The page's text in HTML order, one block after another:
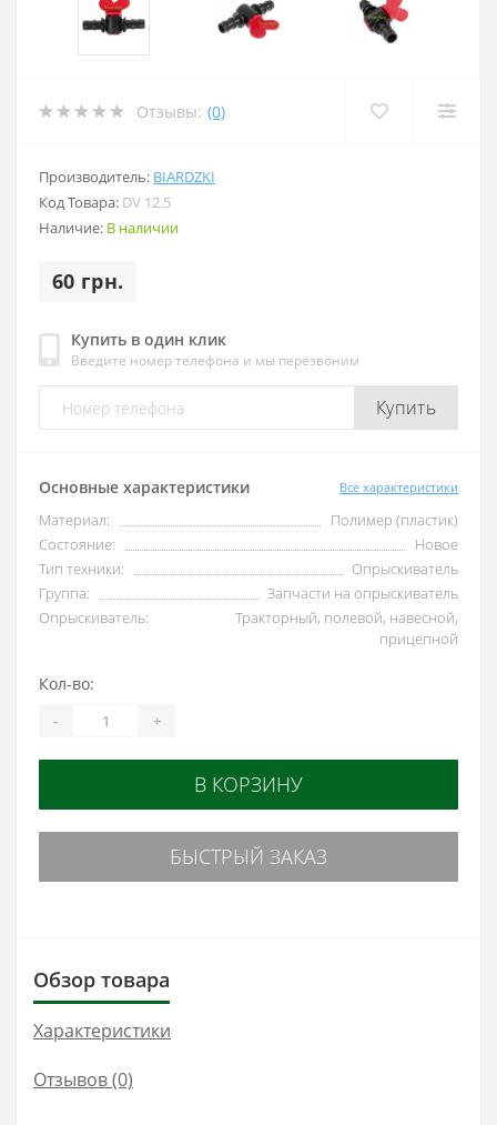
Отзывы: (0)
Производитель: BIARDZKI
Код Товара: DV 12.5
Наличие: В наличии
60 грн.
Купить в один клик
Введите номер телефона и мы перезвоним
Купить
Основные характеристики Все характеристики
Материал:
Полимер (пластик)
Состояние:
Новое
Тип техники:
Опрыскиватель
Группа:
Запчасти на опрыскиватель
Опрыскиватель:
Тракторный, полевой, навесной,
прицепной
Кол-во:
- +
В КОРЗИНУ
БЫСТРЫЙ ЗАКАЗ
Обзор товара
Характеристики
Отзывов (0)